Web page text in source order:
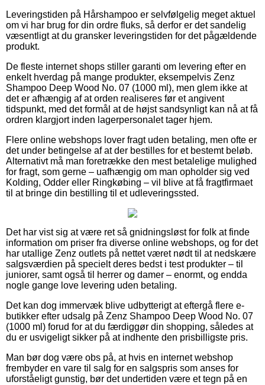
Leveringstiden på Hårshampoo er selvfølgelig meget aktuel
om vi har brug for din ordre fluks, så derfor er det sandelig
væsentligt at du gransker leveringstiden for det pågældende
produkt.
De fleste internet shops stiller garanti om levering efter en
enkelt hverdag på mange produkter, eksempelvis Zenz
Shampoo Deep Wood No. 07 (1000 ml), men glem ikke at
det er afhængig af at orden realiseres før et angivent
tidspunkt, med det formål at de højst sandsynligt kan nå at få
ordren klargjort inden lagerpersonalet tager hjem.
Flere online webshops lover fragt uden betaling, men ofte er
det under betingelse af at der bestilles for et bestemt beløb.
Alternativt må man foretrække den mest betalelige mulighed
for fragt, som gerne – uafhængig om man opholder sig ved
Kolding, Odder eller Ringkøbing – vil blive at få fragtfirmaet
til at bringe din bestilling til et udleveringssted.
Det har vist sig at være ret så gnidningsløst for folk at finde
information om priser fra diverse online webshops, og for det
har utallige Zenz outlets på nettet været nødt til at nedskære
salgsværdien på specielt deres bedst i test produkter – til
juniorer, samt også til herrer og damer – enormt, og endda
nogle gange love levering uden betaling.
Det kan dog immervæk blive udbytterigt at eftergå flere e-
butikker efter udsalg på Zenz Shampoo Deep Wood No. 07
(1000 ml) forud for at du færdiggør din shopping, således at
du er usvigeligt sikker på at indhente den prisbilligste pris.
Man bør dog være obs på, at hvis en internet webshop
frembyder en vare til salg for en salgspris som anses for
uforståeligt gunstig, bør det undertiden være et tegn på en